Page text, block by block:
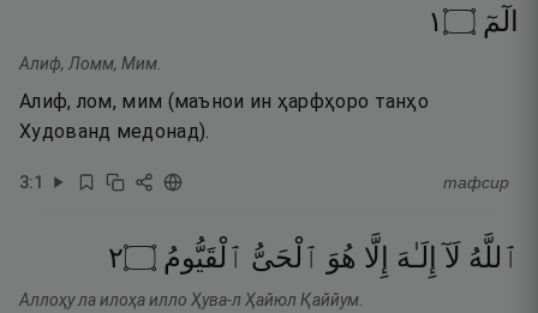
الٓمٓ ۝١
Алиф, Ломм, Мим.
Алиф, лом, мим (маънои ин ҳарфҳоро танҳо
Худованд медонад).
3:1 тафсир
ٱللَّهُ لَآ إِلَـٰهَ إِلَّا هُوَ ٱلْحَىُّ ٱلْقَيُّومُ ۝٢
Аллоҳу ла илоҳа илло Ҳува-л Ҳайюл Қаййум.